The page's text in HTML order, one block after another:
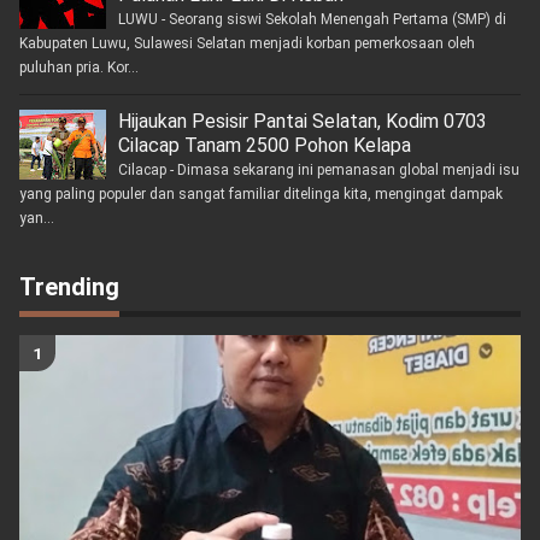
LUWU - Seorang siswi Sekolah Menengah Pertama (SMP) di
Kabupaten Luwu, Sulawesi Selatan menjadi korban pemerkosaan oleh
puluhan pria. Kor...
Hijaukan Pesisir Pantai Selatan, Kodim 0703
Cilacap Tanam 2500 Pohon Kelapa
Cilacap - Dimasa sekarang ini pemanasan global menjadi isu
yang paling populer dan sangat familiar ditelinga kita, mengingat dampak
yan...
Trending